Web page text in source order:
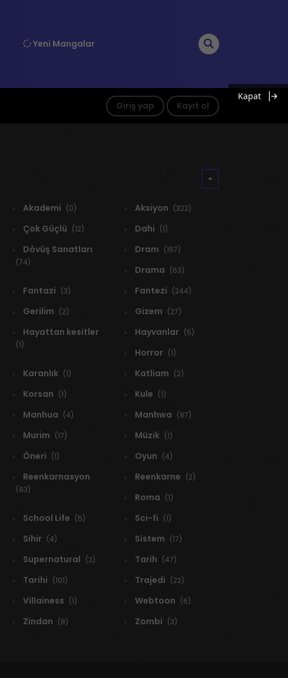
Yeni Mangalar
Giriş yap Kayıt ol
Akademi (0) Aksiyon (322)
Çok Güçlü (12) Dahi (1)
Dövüş Sanatları
(74)
Dram (157)
Drama (63)
Fantazi (3) Fantezi (244)
Gerilim (2) Gizem (27)
Hayattan kesitler
(1)
Hayvanlar (5)
Horror (1)
Karanlık (1) Katliam (2)
Korsan (1) Kule (1)
Manhua (4) Manhwa (87)
Murim (17) Müzik (1)
Öneri (1) Oyun (4)
Reenkarnasyon
(83)
Reenkarne (2)
Roma (1)
School Life (5) Sci-fi (1)
Sihir (4) Sistem (17)
Supernatural (2) Tarih (47)
Tarihi (101) Trajedi (22)
Villainess (1) Webtoon (6)
Zindan (8) Zombi (3)
Kapat